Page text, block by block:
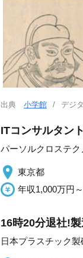
出典 小学館 デジ
ITコンサルタン
パーソルクロステ
東京都
年収1,000万円
16時20分退社!
日本プラスチック